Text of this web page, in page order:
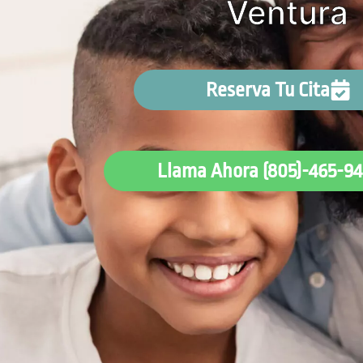
Ventura
Reserva Tu Cita
Llama Ahora (805)-465-